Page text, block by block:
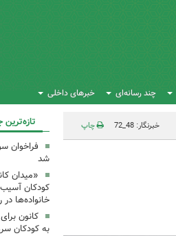
چند رسانه‌ای خبرهای داخلی
خبرنگار: 48_72 چاپ
فراخوان
شد
«میدان
کودکان
خانواده‌ها در
کانون
به کودکان